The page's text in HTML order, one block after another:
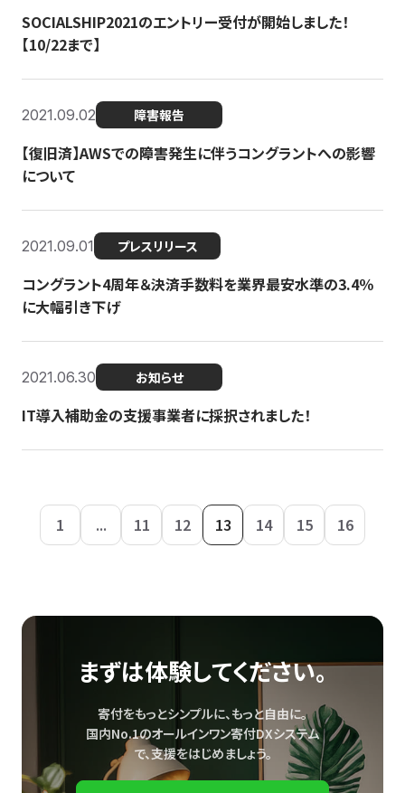
SOCIALSHIP2021のエントリー受付が開始しました！
【10/22まで】
2021.09.02 障害報告
【復旧済】AWSでの障害発生に伴うコングラントへの影響
について
2021.09.01 プレスリリース
コングラント4周年＆決済手数料を業界最安水準の3.4％
に大幅引き下げ
2021.06.30 お知らせ
IT導入補助金の支援事業者に採択されました！
1 ... 11 12 13 14 15 16
まずは体験してください。
寄付をもっとシンプルに、もっと自由に。
国内No.1のオールインワン寄付DXシステム
で、支援をはじめましょう。